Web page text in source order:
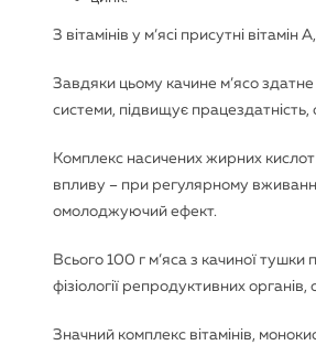
З вітамінів у м’ясі присутні
Завдяки цьому качине м’ясо
системи, підвищує працездатність,
Комплекс насичених жирних кислот
впливу – при регулярному
омолоджуючий ефект.
Всього 100 г м’яса з качиної
фізіології репродуктивних
Значний комплекс вітамінів,